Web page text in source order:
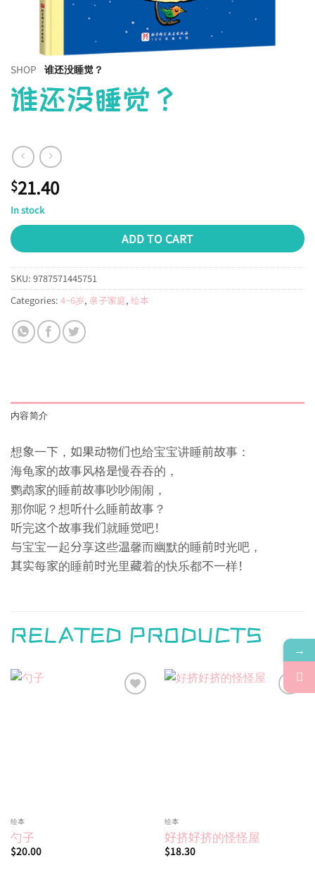
SHOP 谁还没睡觉？
谁还没睡觉？
$21.40
In stock
ADD TO CART
SKU: 9787571445751
Categories: 4~6岁, 亲子家庭, 绘本
内容简介
想象一下，如果动物们也给宝宝讲睡前故事：
海龟家的故事风格是慢吞吞的，
鹦鹉家的睡前故事吵吵闹闹，
那你呢？想听什么睡前故事？
听完这个故事我们就睡觉吧！
与宝宝一起分享这些温馨而幽默的睡前时光吧，
其实每家的睡前时光里藏着的快乐都不一样！
RELATED PRODUCTS
绘本
勺子
$20.00
绘本
好挤好挤的怪怪屋
$18.30
→